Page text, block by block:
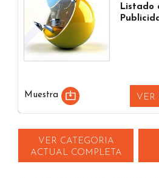
Listado
Muestra VER
VER CATEGORIA
ACTUAL COMPLETA